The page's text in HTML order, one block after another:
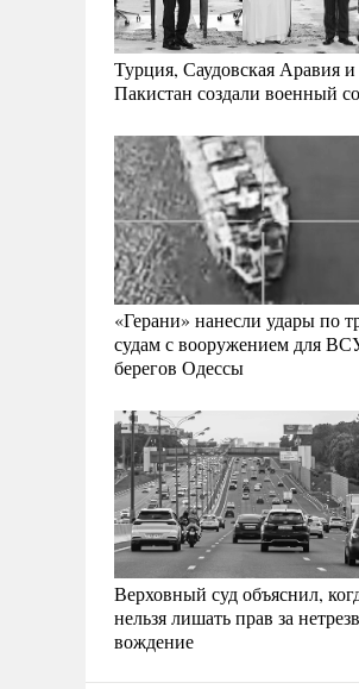
Турция, Саудовская Аравия и
Пакистан создали военный
«Герани» нанесли удары по
судам с вооружением для
берегов Одессы
Верховный суд объяснил,
нельзя лишать прав за
вождение